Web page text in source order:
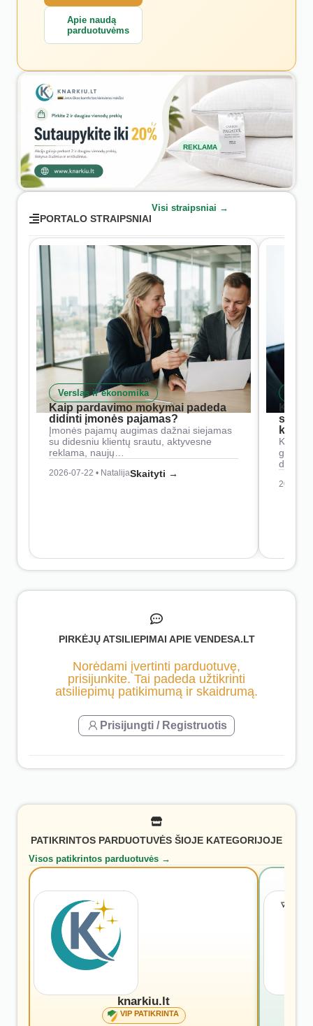
Apie naudą
parduotuvėms
REKLAMA
PORTALO STRAIPSNIAI
Visi straipsniai →
Verslas ir ekonomika
Kaip pardavimo mokymai padeda
didinti įmonės pajamas?
Įmonės pajamų augimas dažnai siejamas
su didesniu klientų srautu, aktyvesne
reklama, naujų…
2026-07-22 • NatalijaSkaityti →
Kaip
2026-
PIRKĖJŲ ATSILIEPIMAI APIE VENDESA.LT
Norėdami įvertinti parduotuvę,
prisijunkite. Tai padeda užtikrinti
atsiliepimų patikimumą ir skaidrumą.
Prisijungti / Registruotis
PATIKRINTOS PARDUOTUVĖS ŠIOJE KATEGORIJOJE
Visos patikrintos parduotuvės →
knarkiu.lt
VIP PATIKRINTA